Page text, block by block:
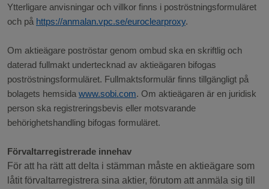
Ytterligare anvisningar och villkor finns i poströstningsformuläret
och på https://anmalan.vpc.se/euroclearproxy.
Om aktieägare poströstar genom ombud ska en skriftlig och
daterad fullmakt undertecknad av aktieägaren bifogas
poströstningsformuläret. Fullmaktsformulär finns tillgängligt på
bolagets hemsida www.sobi.com. Om aktieägaren är en juridisk
person ska registreringsbevis eller motsvarande
behörighetshandling bifogas formuläret.
Förvaltarregistrerade innehav
För att ha rätt att delta i stämman måste en aktieägare som
låtit förvaltarregistrera sina aktier, förutom att anmäla sig till